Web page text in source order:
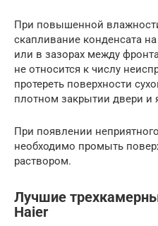
При повышенной
скапливание конденсата
или в зазорах между
не относится к числу
протереть поверхности
плотном закрытии двери и
При появлении
необходимо промыть
раствором.
Лучшие
Haier